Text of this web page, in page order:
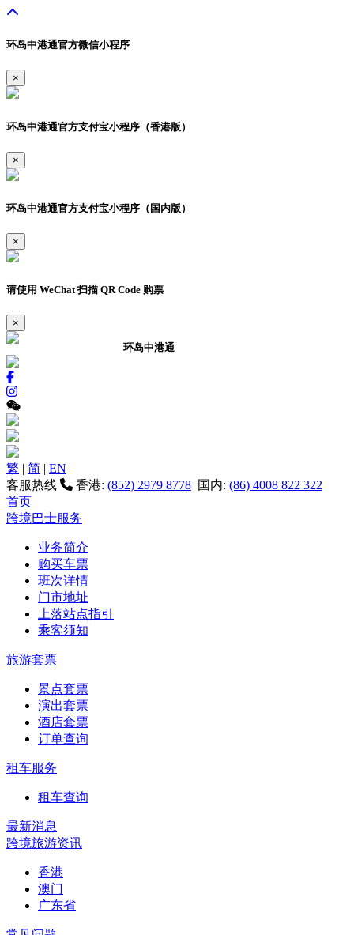
环岛中港通官方微信小程序
×
环岛中港通官方支付宝小程序（香港版）
×
环岛中港通官方支付宝小程序（国内版）
×
请使用 WeChat 扫描 QR Code 购票
×
环岛中港通
繁 | 简 | EN
客服热线
香港: (852) 2979 8778 国内: (86) 4008 822 322
首页
跨境巴士服务
业务简介
购买车票
班次详情
门市地址
上落站点指引
乘客须知
旅游套票
景点套票
演出套票
酒店套票
订单查询
租车服务
租车查询
最新消息
跨境旅游资讯
香港
澳门
广东省